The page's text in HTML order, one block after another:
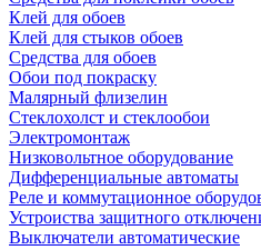
Клей для обоев
Клей для стыков обоев
Средства для обоев
Обои под покраску
Малярный флизелин
Стеклохолст и стеклообои
Электромонтаж
Низковольтное оборудование
Дифференциальные автоматы
Реле и коммутационное
Устроиства защитного
Выключатели автоматические